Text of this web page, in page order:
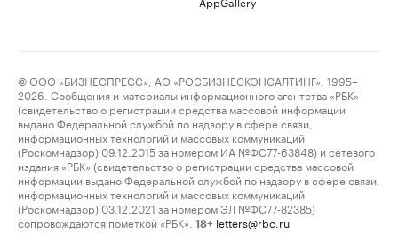
© ООО «БИЗНЕСПРЕСС», АО «РОСБИЗНЕСКОНСАЛТИНГ», 1995–
2026. Сообщения и материалы информационного агентства «РБК»
(свидетельство о регистрации средства массовой информации
выдано Федеральной службой по надзору в сфере связи,
информационных технологий и массовых коммуникаций
(Роскомнадзор) 09.12.2015 за номером ИА №ФС77-63848) и сетевого
издания «РБК» (свидетельство о регистрации средства массовой
информации выдано Федеральной службой по надзору в сфере связи,
информационных технологий и массовых коммуникаций
(Роскомнадзор) 03.12.2021 за номером ЭЛ №ФС77-82385)
сопровождаются пометкой «РБК».
18+ letters@rbc.ru